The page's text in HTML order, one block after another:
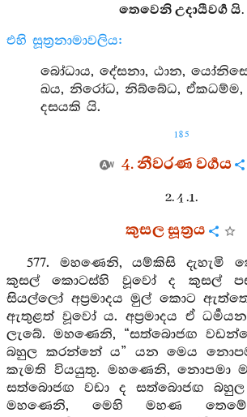
තෙවෙනි උදායීවර්‍ග යි.
එහි සූත්‍රනාමාවලිය:
බෝධාය, දේසනා, ඨාන,
ඛය, නිරෝධ, නිබ්බේධ, ඒකධම්ම,
දසයකි යි.
185
4. නීවරණ වර්‍ගය
2. 4 .1.
කුසල සූත්‍රය
577. මහණෙනි, යම්කිසි දැහැමි
කුසල් කොටස්හි වූවෝ ද කුසල්
සියල්ලෝ අප්‍රමාදය මුල් කොට ඇත්තෝ
ඇතුළත් වූවෝ ය. අප්‍රමාදය ඒ
ලැබේ. මහණෙනි, “සත්බොජඟ
බහුල කරන්නේ ය” යන මෙය
කැමති වියයුතු. මහණෙනි, නොපමා
සත්බොජඟ වඩා ද සත්බොජඟ
මහණෙනි, මෙහි මහණ තෙමේ